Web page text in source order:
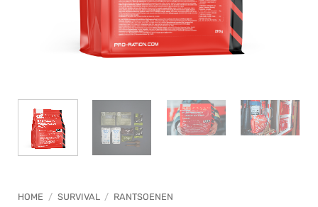
HOME / SURVIVAL / RANTSOENEN